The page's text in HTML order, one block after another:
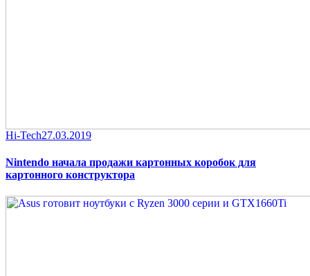
Category
Hi-TechPosted
27.03.2019
Nintendo начала продажи картонных коробок для
картонного конструктора